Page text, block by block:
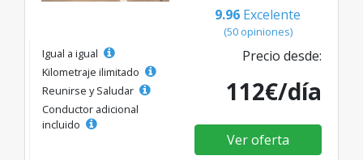
9.96 Excelente
(50 opiniones)
Igual a igual
Kilometraje ilimitado
Reunirse y Saludar
Conductor adicional
incluido
Precio desde:
112€/día
Ver oferta